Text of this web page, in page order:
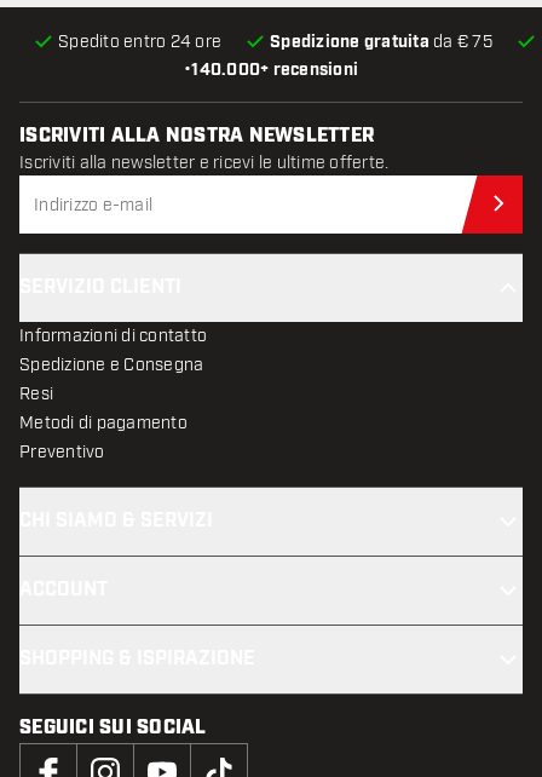
•140.000+ recensioni
Spedito entro 24 ore Spedizione gratuita da € 75
ISCRIVITI ALLA NOSTRA NEWSLETTER
Iscriviti alla newsletter e ricevi le ultime offerte.
Informazioni di contatto
Spedizione e Consegna
Resi
Metodi di pagamento
Preventivo
SEGUICI SUI SOCIAL